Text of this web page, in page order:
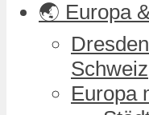
🌏 Europa
Schweiz
Europa